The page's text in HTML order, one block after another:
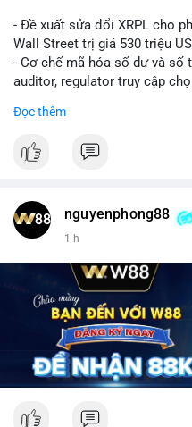
- Đề xuất sửa đổi XRPL cho
Wall Street trị giá 530 triệu
- Cơ chế mã hóa số dư và số
auditor, regulator truy cập
tài chính.
chức tài chính.
$xrp
#titanbot
📰 Nguồn: CoinDesk
Đọc thêm
nguyenphong88
1 h